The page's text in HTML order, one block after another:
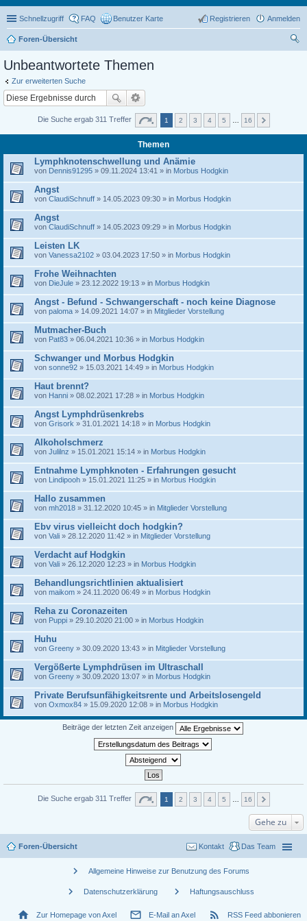
Schnellzugriff FAQ Benutzer Karte Anmelden
Registrieren
Foren-Übersicht
Unbeantwortete Themen
Zur erweiterten Suche
Die Suche ergab 311 Treffer 1 2 3 4 5 16
Themen
Lymphknotenschwellung und Anämie
von Dennis91295 » 09.11.2024 13:41 » in Morbus Hodgkin
Angst
von ClaudiSchnuff » 14.05.2023 09:30 » in Morbus Hodgkin
Angst
von ClaudiSchnuff » 14.05.2023 09:29 » in Morbus Hodgkin
Leisten LK
von Vanessa2102 » 03.04.2023 17:50 » in Morbus Hodgkin
Frohe Weihnachten
von DieJule » 23.12.2022 19:13 » in Morbus Hodgkin
Angst - Befund - Schwangerschaft - noch keine Diagnose
von paloma » 14.09.2021 14:07 » in Mitglieder Vorstellung
Mutmacher-Buch
von Pat83 » 06.04.2021 10:36 » in Morbus Hodgkin
Schwanger und Morbus Hodgkin
von sonne92 » 15.03.2021 14:49 » in Morbus Hodgkin
Haut brennt?
von Hanni » 08.02.2021 17:28 » in Morbus Hodgkin
Angst Lymphdrüsenkrebs
von Grisork » 31.01.2021 14:18 » in Morbus Hodgkin
Alkoholschmerz
von Julilnz » 15.01.2021 15:14 » in Morbus Hodgkin
Entnahme Lymphknoten - Erfahrungen gesucht
von Lindipooh » 15.01.2021 11:25 » in Morbus Hodgkin
Hallo zusammen
von mh2018 » 31.12.2020 10:45 » in Mitglieder Vorstellung
Ebv virus vielleicht doch hodgkin?
von Vali » 28.12.2020 11:42 » in Mitglieder Vorstellung
Verdacht auf Hodgkin
von Vali » 26.12.2020 12:23 » in Morbus Hodgkin
Behandlungsrichtlinien aktualisiert
von maikom » 24.11.2020 06:49 » in Morbus Hodgkin
Reha zu Coronazeiten
von Puppi » 29.10.2020 21:00 » in Morbus Hodgkin
Huhu
von Greeny » 30.09.2020 13:43 » in Mitglieder Vorstellung
Vergößerte Lymphdrüsen im Ultraschall
von Greeny » 30.09.2020 13:07 » in Morbus Hodgkin
Private Berufsunfähigkeitsrente und Arbeitslosengeld
von Oxmox84 » 15.09.2020 12:08 » in Morbus Hodgkin
Beiträge der letzten Zeit anzeigen
Die Suche ergab 311 Treffer 1 2 3 4 5 16
Gehe zu
Foren-Übersicht Das Team
Kontakt
chevron_right Allgemeine Hinweise zur Benutzung des Forums
chevron_right Datenschutzerklärung chevron_right Haftungsauschluss
home Zur Homepage von Axel mail_outline E-Mail an Axel rss_feed RSS Feed abbonieren